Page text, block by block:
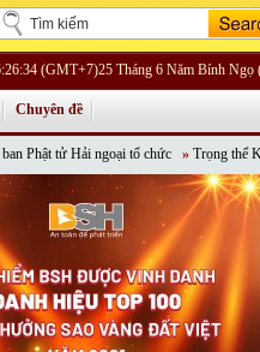
(GMT+7)25 Tháng 6 Năm Bính
Hải ngoại tổ chức» Trọng thể Khai mạc
Chuyên đề